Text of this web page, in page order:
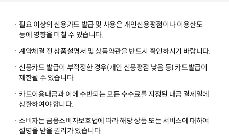
필요 이상의 신용카드 발급 및 사용은 개인신용평점이나 이용한도
등에 영향을 미칠 수 있습니다.
계약체결 전 상품설명서 및 상품약관을 반드시 확인하시기 바랍니다.
신용카드 발급이 부적정한 경우(개인 신용평점 낮음 등) 카드발급이
제한될 수 있습니다.
카드이용대금과 이에 수반되는 모든 수수료를 지정된 대금 결제일에
상환하여야 합니다.
소비자는 금융소비자보호법에 따라 해당 상품 또는 서비스에 대하여
설명을 받을 권리가 있습니다.